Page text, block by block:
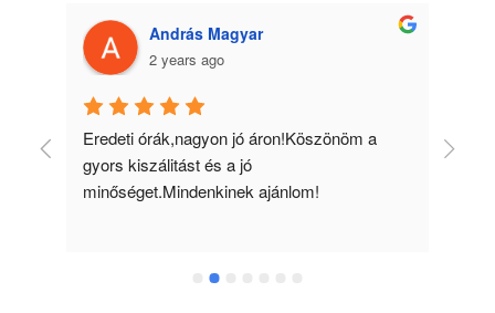
András Magyar
2 years ago
Eredeti órák,nagyon jó áron!Köszönöm a
gyors kiszálitást és a jó
minőséget.Mindenkinek ajánlom!